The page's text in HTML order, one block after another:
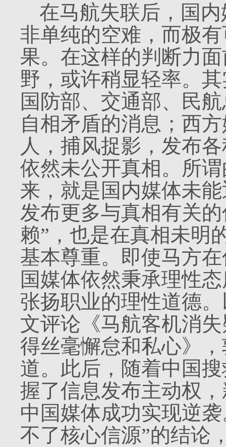
在马航失联后，国
非单纯的空难，而极
果。在这样的判断力
野，或许稍显轻率。
国防部、交通部、民
自相矛盾的消息；西
人，捕风捉影，发布
依然未公开真相。所
来，就是国内媒体未
发布更多与真相有关
赖”，也是在真相未明
基本尊重。即使马方
国媒体依然秉承理性
张扬职业的理性道德
文评论《马航客机消
得丝毫懈怠和私心》
道。此后，随着中国
握了信息发布主动权
中国媒体成功实现逆
不了核心信源”的结论